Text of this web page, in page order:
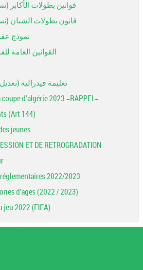
قوانين بطولات الأكابر (نسخة
قانون بطولات الشبان (نسخة
نموذج
القوانين العامة
تعليمة فيدرالية
d'algérie 2023 =RAPPEL=
(Art 144)
jeunes
ET DE RETROGRADATION
2022/2023
d'ages (2022 / 2023)
jeu 2022 (FIFA)